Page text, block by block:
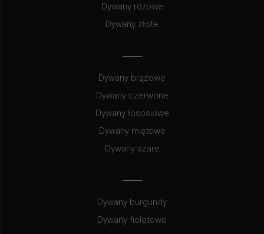
Dywany różowe
Dywany złote
Dywany brązowe
Dywany czerwone
Dywany łososiowe
Dywany miętowe
Dywany szare
Dywany burgundy
Dywany fioletowe